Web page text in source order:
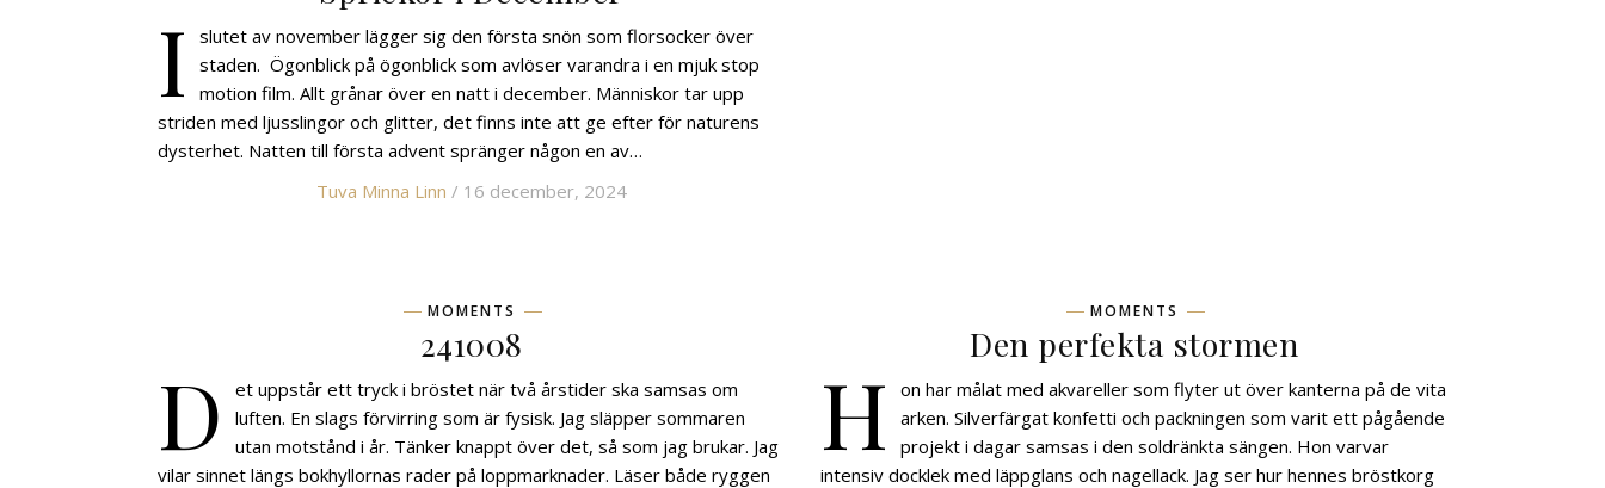
I
slutet av november lägger sig den första snön som florsocker över
staden. Ögonblick på ögonblick som avlöser varandra i en mjuk stop
motion film. Allt grånar över en natt i december. Människor tar upp
striden med ljusslingor och glitter, det finns inte att ge efter för naturens
dysterhet. Natten till första advent spränger någon en av…
Tuva Minna Linn / 16 december, 2024
MOMENTS
241008
D
et uppstår ett tryck i bröstet när två årstider ska samsas om
luften. En slags förvirring som är fysisk. Jag släpper sommaren
utan motstånd i år. Tänker knappt över det, så som jag brukar. Jag
vilar sinnet längs bokhyllornas rader på loppmarknader. Läser både ryggen
MOMENTS
Den perfekta stormen
H
on har målat med akvareller som flyter ut över kanterna på de vita
arken. Silverfärgat konfetti och packningen som varit ett pågående
projekt i dagar samsas i den soldränkta sängen. Hon varvar
intensiv docklek med läppglans och nagellack. Jag ser hur hennes bröstkorg